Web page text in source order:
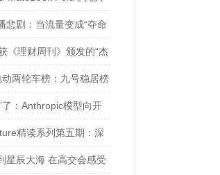
造折叠电脑巅峰体验
悲剧：当流量变成“夺命
《理财周刊》颁发的“杰
项两轮车榜：九号稳居榜
，系统体验持续深化
了：Anthropic模型向开
码精读系列第五期：深
癌的“神经依赖”——从肺
星辰大海 在高交会感受